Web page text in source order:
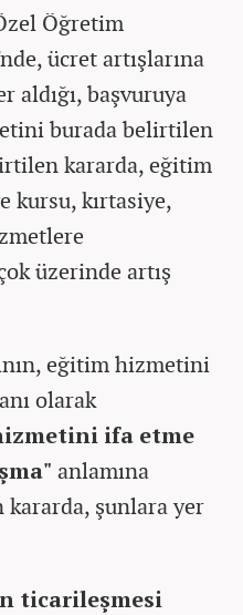
Öğretim
ücret artışlarına
başvuruya
burada belirtilen
kararda, eğitim
kursu, kırtasiye,
üzerinde artış
eğitim hizmetini
olarak
ifa etme
anlamına
şunlara yer
ticarileşmesi